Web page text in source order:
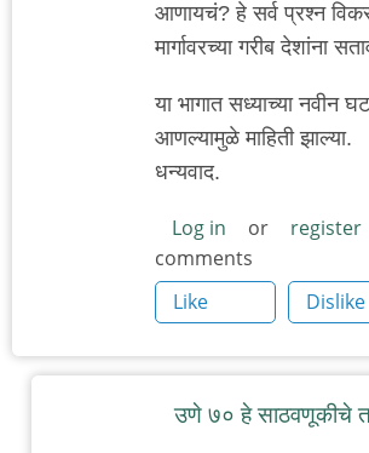
आणायचं? हे सर्व प्रश्न
मार्गावरच्या गरीब देशांना
या भागात सध्याच्या नवीन
आणल्यामुळे माहिती झाल्या.
धन्यवाद.
Log in or register
comments
Like
Dislike
उणे ७० हे साठवणूकीचे